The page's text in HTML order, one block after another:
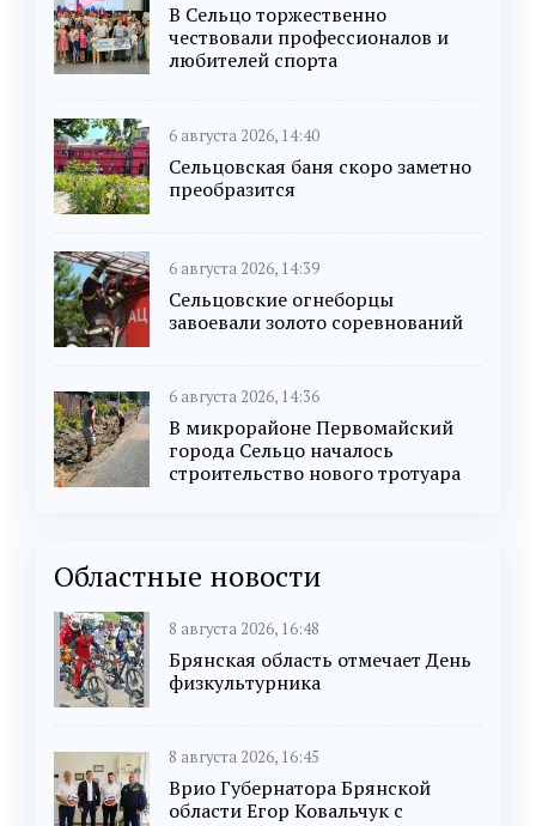
В Сельцо торжественно
чествовали профессионалов и
любителей спорта
6 августа 2026, 14:40
Сельцовская баня скоро заметно
преобразится
6 августа 2026, 14:39
Сельцовские огнеборцы
завоевали золото соревнований
6 августа 2026, 14:36
В микрорайоне Первомайский
города Сельцо началось
строительство нового тротуара
Областные новости
8 августа 2026, 16:48
Брянская область отмечает День
физкультурника
8 августа 2026, 16:45
Врио Губернатора Брянской
области Егор Ковальчук с